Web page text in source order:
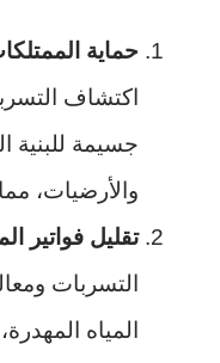
حماية
اكتشاف
جسيمة للبنية
والأرضيات،
تقليل فواتير
التسربات
المياه